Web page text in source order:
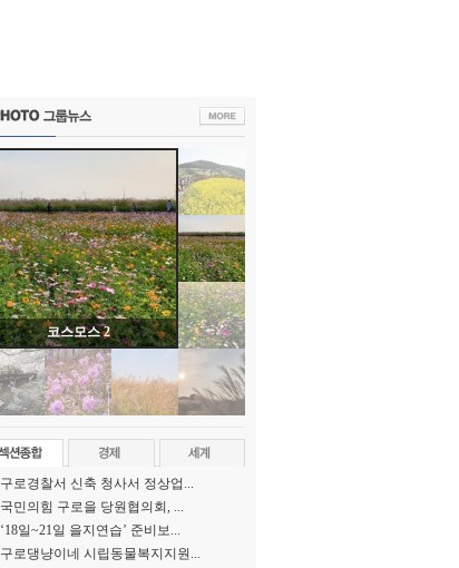
코스모스 2
구로경찰서 신축 청사서 정상업...
국민의힘 구로을 당원협의회, ...
‘18일~21일 을지연습’ 준비보...
구로댕냥이네 시립동물복지지원...